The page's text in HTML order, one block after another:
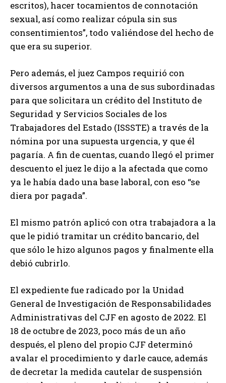
escritos), hacer tocamientos de connotación
sexual, así como realizar cópula sin sus
consentimientos”, todo valiéndose del hecho de
que era su superior.
Pero además, el juez Campos requirió con
diversos argumentos a una de sus subordinadas
para que solicitara un crédito del Instituto de
Seguridad y Servicios Sociales de los
Trabajadores del Estado (ISSSTE) a través de la
nómina por una supuesta urgencia, y que él
pagaría. A fin de cuentas, cuando llegó el primer
descuento el juez le dijo a la afectada que como
ya le había dado una base laboral, con eso “se
diera por pagada”.
El mismo patrón aplicó con otra trabajadora a la
que le pidió tramitar un crédito bancario, del
que sólo le hizo algunos pagos y finalmente ella
debió cubrirlo.
El expediente fue radicado por la Unidad
General de Investigación de Responsabilidades
Administrativas del CJF en agosto de 2022. El
18 de octubre de 2023, poco más de un año
después, el pleno del propio CJF determinó
avalar el procedimiento y darle cauce, además
de decretar la medida cautelar de suspensión